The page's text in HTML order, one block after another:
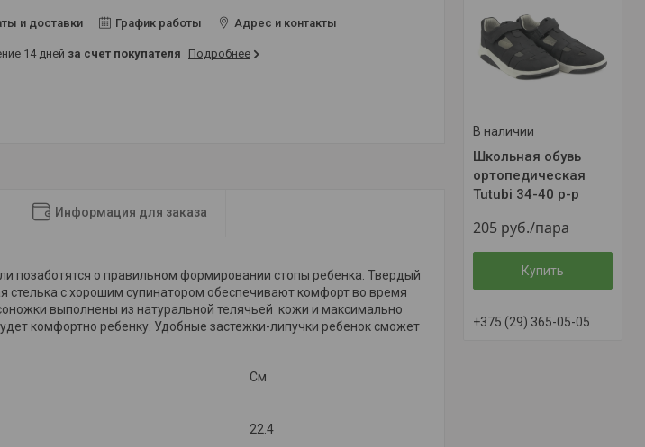
В наличии
Школьная обувь
ортопедическая
Tutubi 34-40 р-р
205 руб./пара
Купить
+375 (29) 365-05-05
и доставки График работы Адрес и контакты
14 дней за счет покупателя Подробнее
Информация для заказа
позаботятся о правильном формировании стопы ребенка. Твердый
стелька с хорошим супинатором обеспечивают комфорт во время
выполнены из натуральной телячьей кожи и максимально
комфортно ребенку. Удобные застежки-липучки ребенок сможет
Cм
22.4